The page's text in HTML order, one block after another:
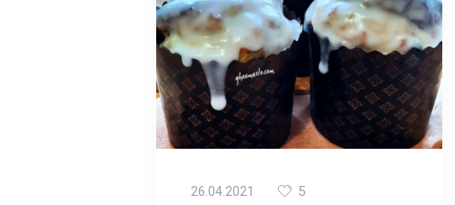
26.04.2021 5